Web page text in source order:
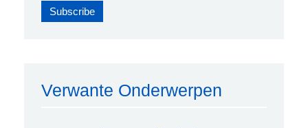
Verwante Onderwerpen